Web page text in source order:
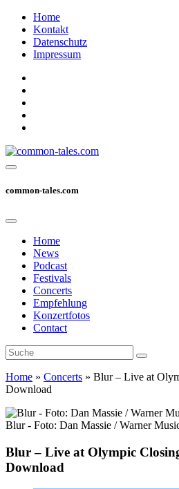
Home
Kontakt
Datenschutz
Impressum
common-tales.com
Home
News
Podcast
Festivals
Concerts
Empfehlung
Konzertfotos
Contact
Home » Concerts » Blur – Live at
Download
Blur - Foto: Dan Massie / Warner
Blur – Live at Olympic
Download